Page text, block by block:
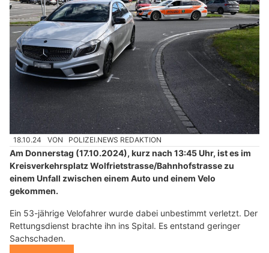
18.10.24 VON POLIZEI.NEWS REDAKTION
Am Donnerstag (17.10.2024), kurz nach 13:45 Uhr, ist es im
Kreisverkehrsplatz Wolfrietstrasse/Bahnhofstrasse zu
einem Unfall zwischen einem Auto und einem Velo
gekommen.
Ein 53-jährige Velofahrer wurde dabei unbestimmt verletzt. Der
Rettungsdienst brachte ihn ins Spital. Es entstand geringer
Sachschaden.